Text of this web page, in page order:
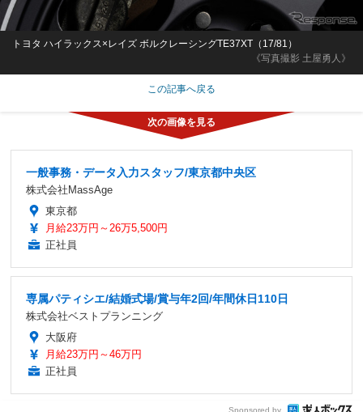
《写真撮影 土屋勇人》
トヨタ ハイラックス×レイズ ボルクレーシングTE37XT（17/81）
この記事へ戻る
一般事務・データ入力スタッフ/東京都中央区
株式会社MassAge
東京都
月給23万円～26万5,500円
正社員
専属パティシエ/結婚式場/賞与年2回/年間休日110日
株式会社ベストプランニング
大阪府
月給23万円～46万円
正社員
Sponsored by